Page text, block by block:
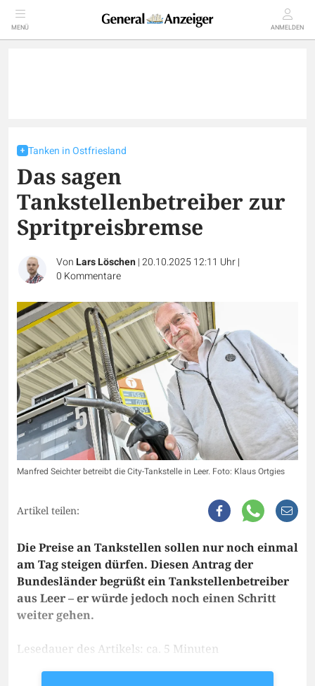
MENÜ ANMELDEN
Tanken in Ostfriesland
Das sagen
Tankstellenbetreiber zur
Spritpreisbremse
VonLars Löschen|20.10.2025 12:11 Uhr|
0 Kommentare
Manfred Seichter betreibt die City-Tankstelle in Leer. Foto: Klaus Ortgies
Artikel teilen:
Die Preise an Tankstellen sollen nur noch einmal
am Tag steigen dürfen. Diesen Antrag der
Bundesländer begrüßt ein Tankstellenbetreiber
aus Leer – er würde jedoch noch einen Schritt
weiter gehen.
Lesedauer des Artikels: ca. 5 Minuten